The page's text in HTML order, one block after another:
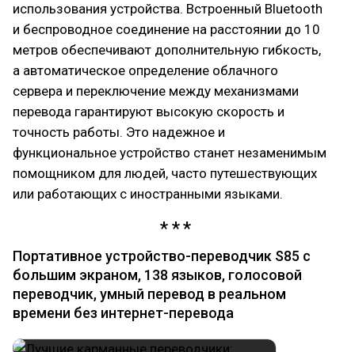
использования устройства. Встроенный Bluetooth
и беспроводное соединение на расстоянии до 10
метров обеспечивают дополнительную гибкость,
а автоматическое определение облачного
сервера и переключение между механизмами
перевода гарантируют высокую скорость и
точность работы. Это надежное и
функциональное устройство станет незаменимым
помощником для людей, часто путешествующих
или работающих с иностранными языками.
Портативное устройство-переводчик S85 с
большим экраном, 138 языков, голосовой
переводчик, умный перевод в реальном
времени без интернет-перевода